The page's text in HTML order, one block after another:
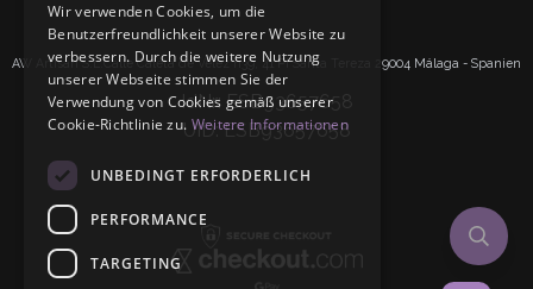
AW Artisan S.L.Calle Caleta de Velez n39, 41 PI Santa Tereza 29004 Málaga - Spanien
IdNr: ESB93657658
UID: ESB93657658
Wir verwenden Cookies, um die
Benutzerfreundlichkeit unserer Website zu
verbessern. Durch die weitere Nutzung
unserer Webseite stimmen Sie der
Verwendung von Cookies gemäß unserer
Cookie-Richtlinie zu. Weitere Informationen
UNBEDINGT ERFORDERLICH
PERFORMANCE
TARGETING